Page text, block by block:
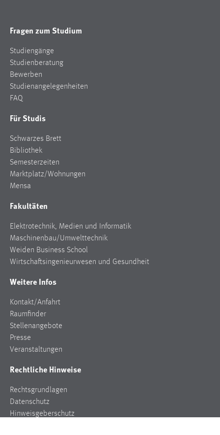
Fragen zum Studium
Studiengänge
Studienberatung
Bewerben
Studienangelegenheiten
FAQ
Für Studis
Schwarzes Brett
Bibliothek
Semesterzeiten
Marktplatz/Wohnungen
Mensa
Fakultäten
Elektrotechnik, Medien und Informatik
Maschinenbau/Umwelttechnik
Weiden Business School
Wirtschaftsingenieurwesen und Gesundheit
Weitere Infos
Kontakt/Anfahrt
Raumfinder
Stellenangebote
Presse
Veranstaltungen
Rechtliche Hinweise
Rechtsgrundlagen
Datenschutz
Hinweisgeberschutz